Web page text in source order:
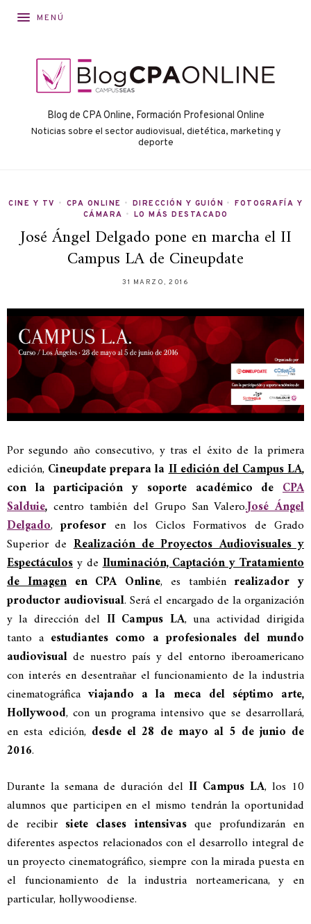
MENÚ
Blog de CPA Online, Formación Profesional Online
Noticias sobre el sector audiovisual, dietética, marketing y
deporte
CINE Y TV • CPA ONLINE • DIRECCIÓN Y GUIÓN • FOTOGRAFÍA Y
CÁMARA • LO MÁS DESTACADO
José Ángel Delgado pone en marcha el II
Campus LA de Cineupdate
31 MARZO, 2016
Por segundo año consecutivo, y tras el éxito de la primera
edición, Cineupdate prepara laII edición del Campus LA,
con la participación y soporte académico de CPA
Salduie, centro también del Grupo San Valero.José Ángel
Delgado,profesor en los Ciclos Formativos de Grado
Superior deRealización de Proyectos Audiovisuales y
Espectáculos y deIluminación, Captación y Tratamiento
de Imagenen CPA Online, es tambiénrealizador y
productor audiovisual. Será el encargado de la organización
y la dirección del II Campus LA, una actividad dirigida
tanto a estudiantes como a profesionales del mundo
audiovisual de nuestro país y del entorno iberoamericano
con interés en desentrañar el funcionamiento de la industria
cinematográficaviajando a la meca del séptimo arte,
Hollywood, con un programa intensivo que se desarrollará,
en esta edición, desde el 28 de mayo al 5 de junio de
2016.
Durante la semana de duración del II Campus LA, los 10
alumnos que participen en el mismo tendrán la oportunidad
de recibir siete clases intensivasque profundizarán en
diferentes aspectos relacionados con el desarrollo integral de
un proyecto cinematográfico, siempre con la mirada puesta en
el funcionamiento de la industria norteamericana, y en
particular, hollywoodiense.